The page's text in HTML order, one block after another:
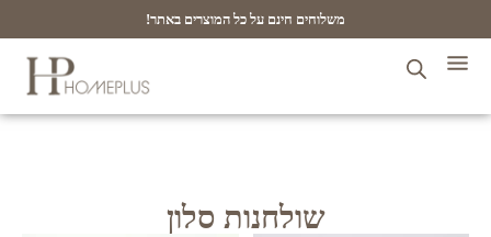
משלוחים חינם על כל המוצרים באתר!
שולחנות סלון